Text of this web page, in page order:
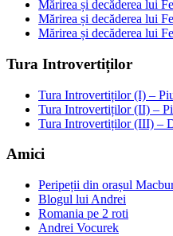
Mărirea și decăderea lui
Mărirea și decăderea lui
Mărirea și decăderea lui
Tura Introvertiților
Tura Introvertiților (I) –
Tura Introvertiților (II) –
Tura Introvertiților (III) –
Amici
Peripeții din orașul
Blogul lui Andrei
Romania pe 2 roti
Andrei Vocurek